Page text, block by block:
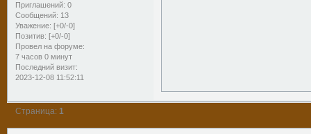
Приглашений: 0
Сообщений: 13
Уважение: [+0/-0]
Позитив: [+0/-0]
Провел на форуме:
7 часов 0 минут
Последний визит:
2023-12-08 11:52:11
Страница:1